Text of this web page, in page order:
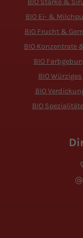
BIO Stärke &
BIO Ei- &
BIO Frucht &
BIO Konzentrate
BIO
BIO Würziges
BIO
BIO